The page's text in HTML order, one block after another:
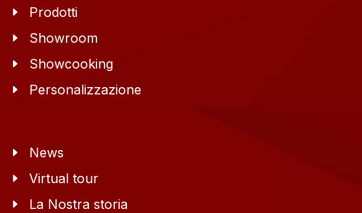
Prodotti
Showroom
Showcooking
Personalizzazione
News
Virtual tour
La Nostra storia